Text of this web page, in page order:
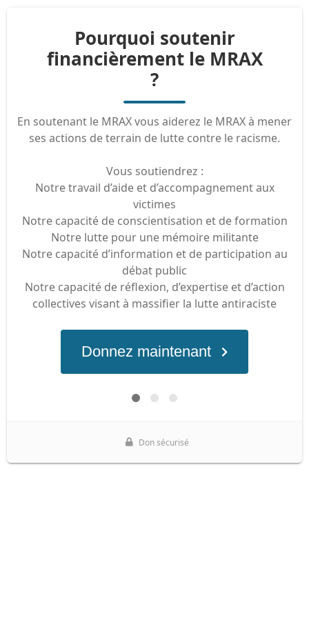
Pourquoi soutenir
financièrement le MRAX
?
En soutenant le MRAX vous aiderez le MRAX à mener
ses actions de terrain de lutte contre le racisme.
Vous soutiendrez :
Notre travail d’aide et d’accompagnement aux
victimes
Notre capacité de conscientisation et de formation
Notre lutte pour une mémoire militante
Notre capacité d’information et de participation au
débat public
Notre capacité de réflexion, d’expertise et d’action
collectives visant à massifier la lutte antiraciste
Donnez maintenant
Don sécurisé